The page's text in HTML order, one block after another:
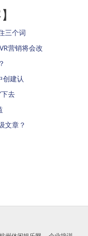
三个词
营销将会改
创建认
去
文章？